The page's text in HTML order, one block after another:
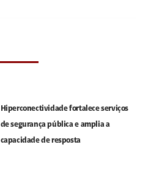
Hiperconectividade fortalece serviços
de segurança pública e amplia a
capacidade de resposta